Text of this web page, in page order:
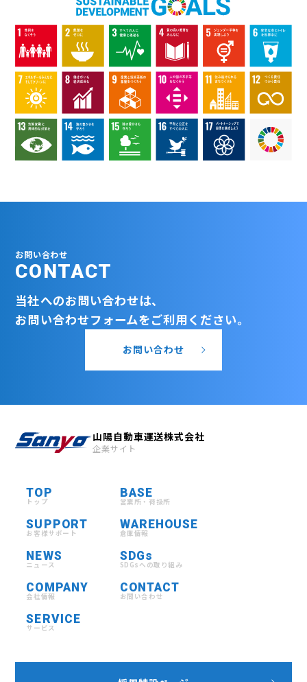
お問い合わせ
CONTACT
当社へのお問い合わせは、
お問い合わせフォームをご利用ください。
お問い合わせ
山陽自動車運送株式会社
企業サイト
TOP
トップ
COMPANY
会社情報
WAREHOUSE
倉庫情報
SUPPORT
お客様サポート
SERVICE
サービス
SDGs
SDGsへの取り組み
NEWS
ニュース
BASE
営業所・荷扱所
CONTACT
お問い合わせ